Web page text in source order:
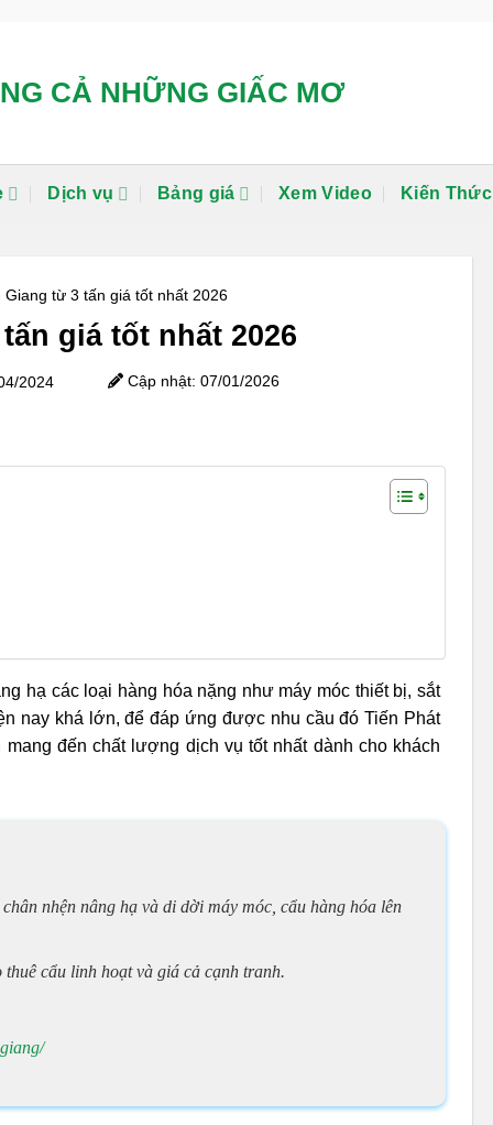
CẢ NHỮNG GIẤC MƠ
Dịch vụ Bảng giá Xem Video Kiến Thức
Giang từ 3 tấn giá tốt nhất 2026
giá tốt nhất 2026
2024 Cập nhật: 07/01/2026
hạ các loại hàng hóa nặng như máy móc thiết bị, sắt
nay khá lớn, để đáp ứng được nhu cầu đó Tiến Phát
đến chất lượng dịch vụ tốt nhất dành cho khách
nhện nâng hạ và di dời máy móc, cẩu hàng hóa lên
cẩu linh hoạt và giá cả cạnh tranh.